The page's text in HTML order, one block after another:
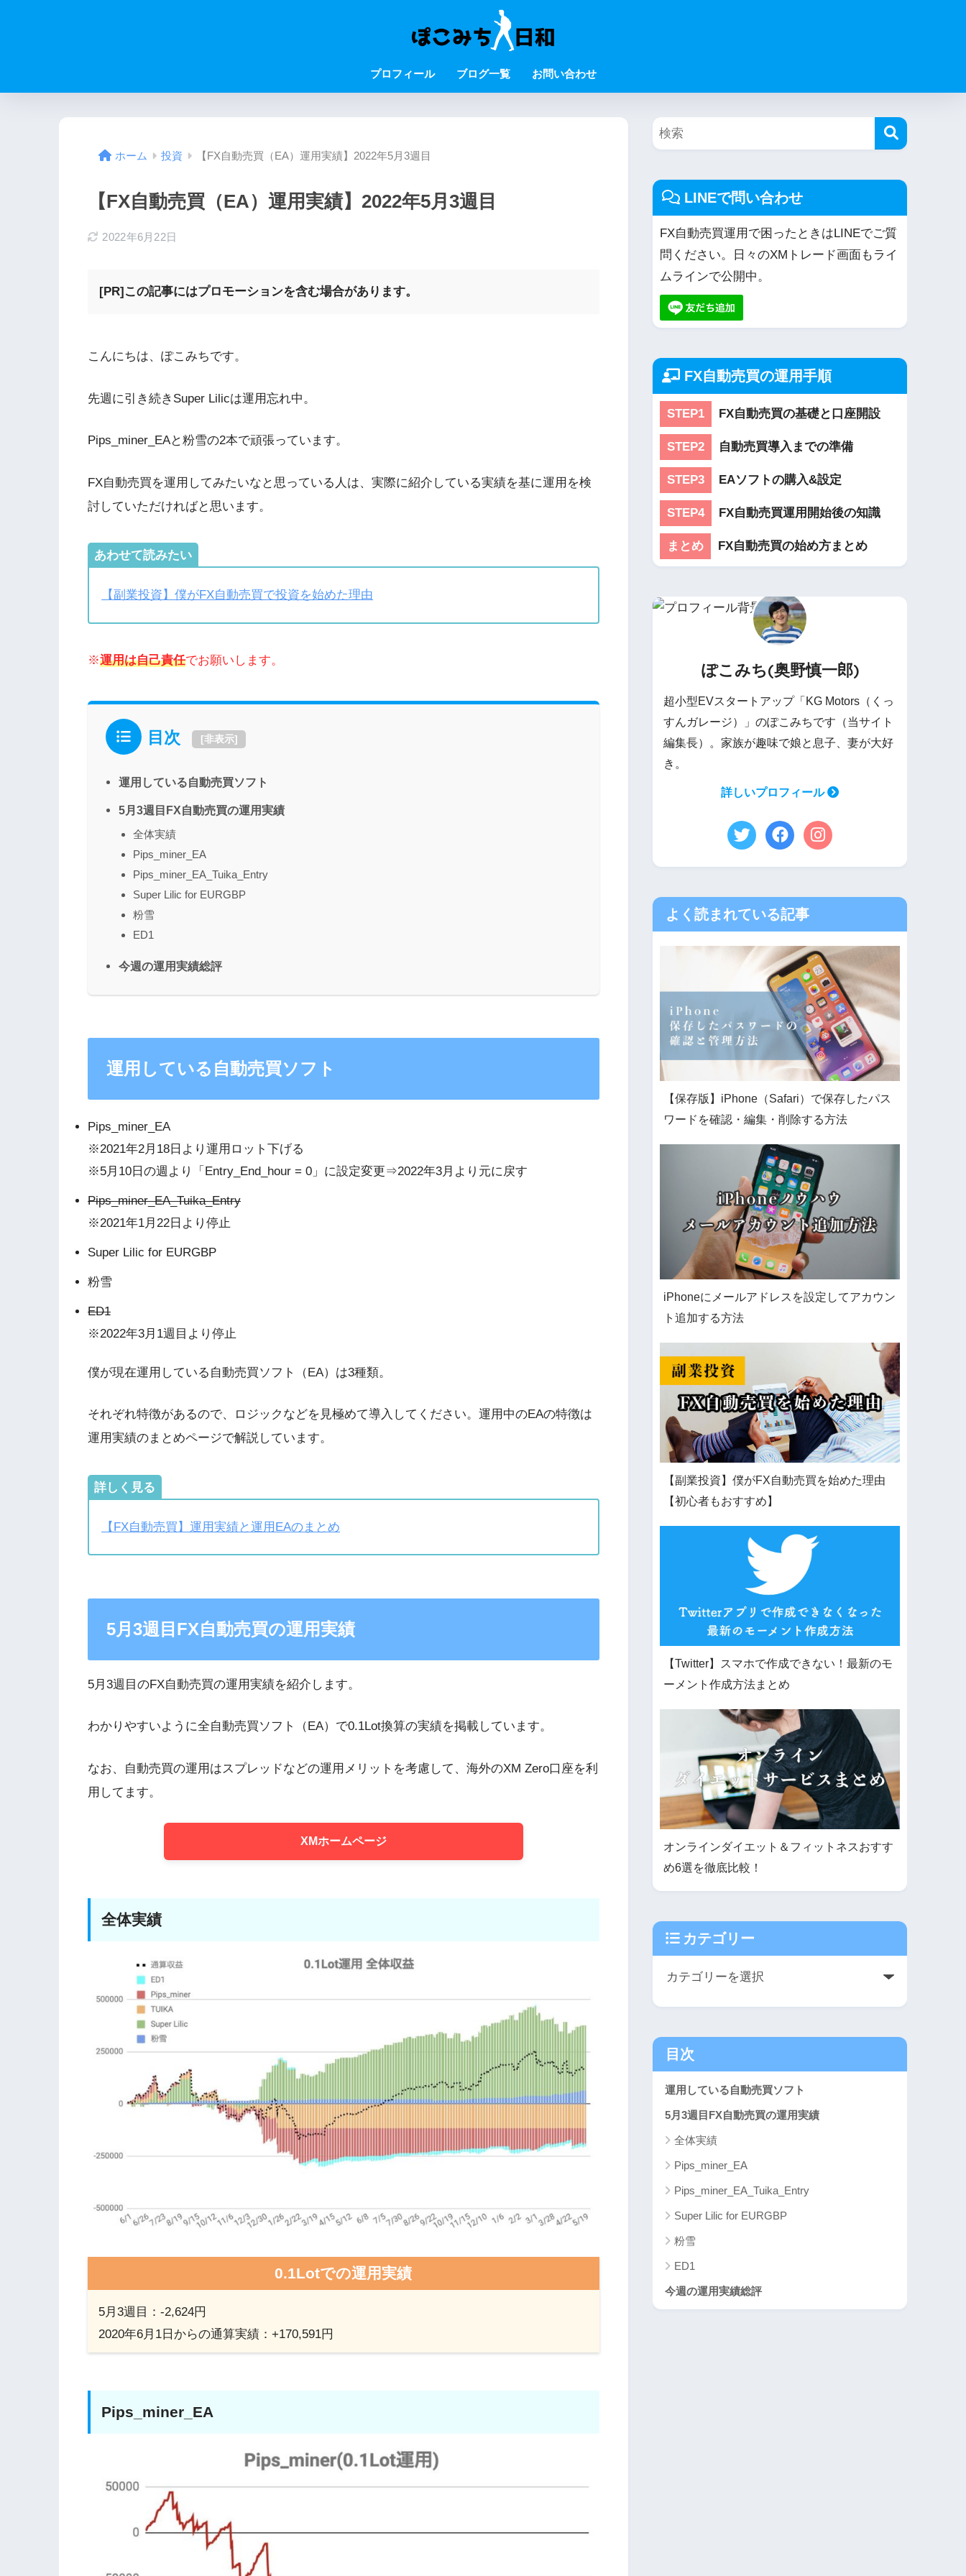
プロフィール ブログ一覧 お問い合わせ
ホーム 投資 【FX自動売買（EA）運用実績】2022年5月3週目
【FX自動売買（EA）運用実績】2022年5月3週目
2022年6月22日
[PR]この記事にはプロモーションを含む場合があります。
こんにちは、ぽこみちです。
先週に引き続きSuper Lilicは運用忘れ中。
Pips_miner_EAと粉雪の2本で頑張っています。
FX自動売買を運用してみたいなと思っている人は、実際に紹介している実績を基に運用を検
討していただければと思います。
あわせて読みたい
【副業投資】僕がFX自動売買で投資を始めた理由
※運用は自己責任でお願いします。
目次 [非表示]
運用している自動売買ソフト
5月3週目FX自動売買の運用実績
全体実績
Pips_miner_EA
Pips_miner_EA_Tuika_Entry
Super Lilic for EURGBP
粉雪
ED1
今週の運用実績総評
運用している自動売買ソフト
Pips_miner_EA
※2021年2月18日より運用ロット下げる
※5月10日の週より「Entry_End_hour = 0」に設定変更⇒2022年3月より元に戻す
Pips_miner_EA_Tuika_Entry
※2021年1月22日より停止
Super Lilic for EURGBP
粉雪
ED1
※2022年3月1週目より停止
僕が現在運用している自動売買ソフト（EA）は3種類。
それぞれ特徴があるので、ロジックなどを見極めて導入してください。運用中のEAの特徴は
運用実績のまとめページで解説しています。
詳しく見る
【FX自動売買】運用実績と運用EAのまとめ
5月3週目FX自動売買の運用実績
5月3週目のFX自動売買の運用実績を紹介します。
わかりやすいように全自動売買ソフト（EA）で0.1Lot換算の実績を掲載しています。
なお、自動売買の運用はスプレッドなどの運用メリットを考慮して、海外のXM Zero口座を利
用してます。
XMホームページ
全体実績
0.1Lotでの運用実績
5月3週目：-2,624円
2020年6月1日からの通算実績：+170,591円
Pips_miner_EA
LINEで問い合わせ
FX自動売買運用で困ったときはLINEでご質
問ください。日々のXMトレード画面もライ
ムラインで公開中。
FX自動売買の運用手順
STEP1 FX自動売買の基礎と口座開設
STEP2 自動売買導入までの準備
STEP3 EAソフトの購入&設定
STEP4 FX自動売買運用開始後の知識
まとめ FX自動売買の始め方まとめ
ぽこみち(奥野慎一郎)
超小型EVスタートアップ「KG Motors（くっ
すんガレージ）」のぽこみちです（当サイト
編集長）。家族が趣味で娘と息子、妻が大好
き。
詳しいプロフィール
よく読まれている記事
【保存版】iPhone（Safari）で保存したパス
ワードを確認・編集・削除する方法
iPhoneにメールアドレスを設定してアカウン
ト追加する方法
【副業投資】僕がFX自動売買を始めた理由
【初心者もおすすめ】
【Twitter】スマホで作成できない！最新のモ
ーメント作成方法まとめ
オンラインダイエット＆フィットネスおすす
め6選を徹底比較！
カテゴリー
目次
運用している自動売買ソフト
5月3週目FX自動売買の運用実績
全体実績
Pips_miner_EA
Pips_miner_EA_Tuika_Entry
Super Lilic for EURGBP
粉雪
ED1
今週の運用実績総評